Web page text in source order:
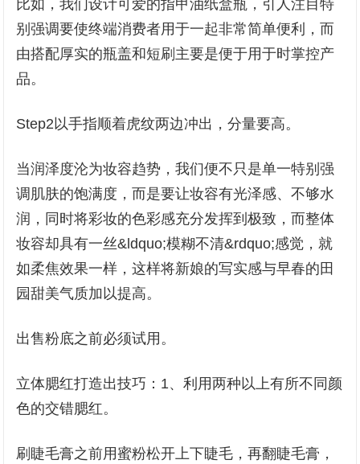
比如，我们设计可爱的指甲油纸盒瓶，引人注目特
别强调要使终端消费者用于一起非常简单便利，而
由搭配厚实的瓶盖和短刷主要是便于用于时掌控产
品。
Step2以手指顺着虎纹两边冲出，分量要高。
当润泽度沦为妆容趋势，我们便不只是单一特别强
调肌肤的饱满度，而是要让妆容有光泽感、不够水
润，同时将彩妆的色彩感充分发挥到极致，而整体
妆容却具有一丝&ldquo;模糊不清&rdquo;感觉，就
如柔焦效果一样，这样将新娘的写实感与早春的田
园甜美气质加以提高。
出售粉底之前必须试用。
立体腮红打造出技巧：1、利用两种以上有所不同颜
色的交错腮红。
刷睫毛膏之前用蜜粉松开上下睫毛，再翻睫毛膏，